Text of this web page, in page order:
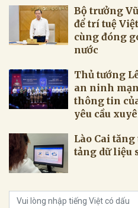
Bộ trưởng
để trí tuệ
cùng đóng
nước
Thủ tướng
an ninh
thông tin
yêu cầu
Lào Cai
tảng dữ liệu